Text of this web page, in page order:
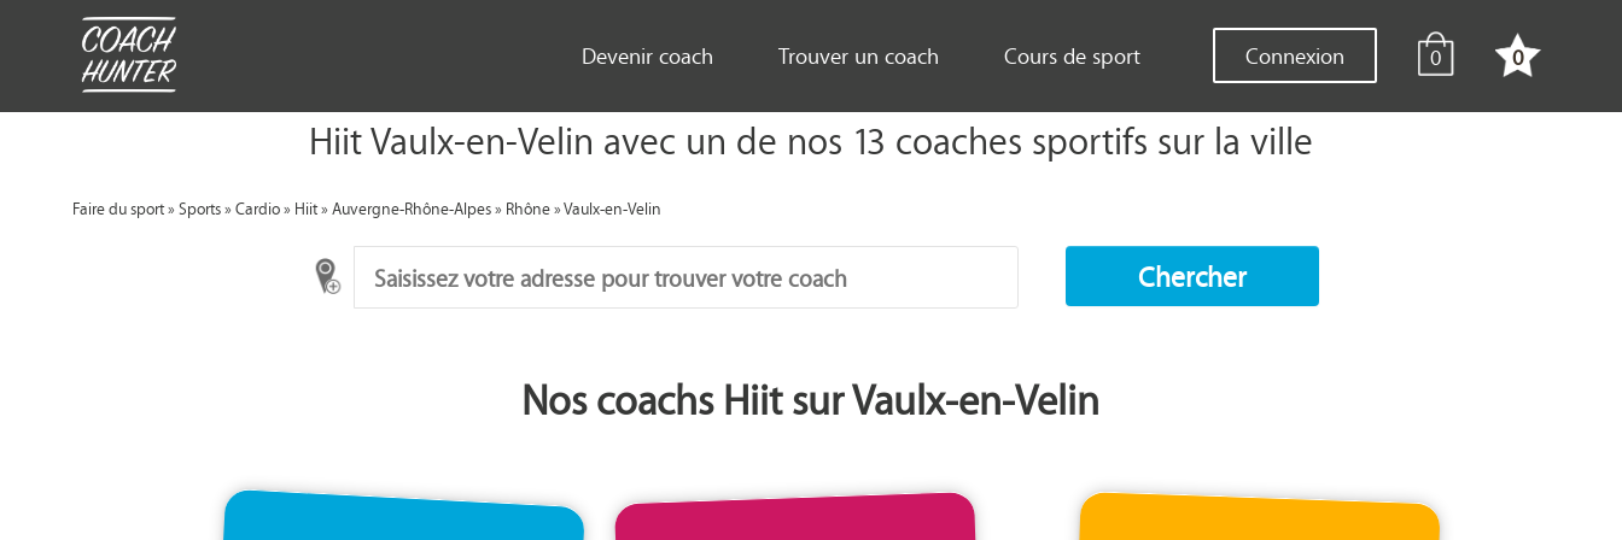
Connexion 0 0
Devenir coach Trouver un coach Cours de sport
Hiit Vaulx-en-Velin avec un de nos 13 coaches sportifs sur la ville
Faire du sport»Sports»Cardio»Hiit»Auvergne-Rhône-Alpes»Rhône»Vaulx-en-Velin
Chercher
Nos coachs Hiit sur Vaulx-en-Velin